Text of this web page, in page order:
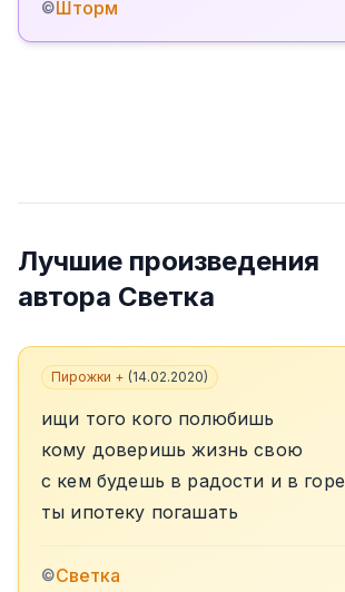
©Шторм
Лучшие произведения
автора Светка
Пирожки + (14.02.2020)
ищи того кого полюбишь
кому доверишь жизнь свою
с кем будешь в радости и в горе
ты ипотеку погашать
©Светка